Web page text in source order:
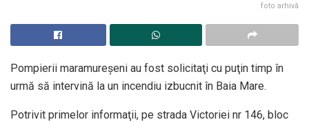
foto arhivă
Pompierii maramureşeni au fost solicitaţi cu puţin timp în
urmă să intervină la un incendiu izbucnit în Baia Mare.
Potrivit primelor informaţii, pe strada Victoriei nr 146, bloc